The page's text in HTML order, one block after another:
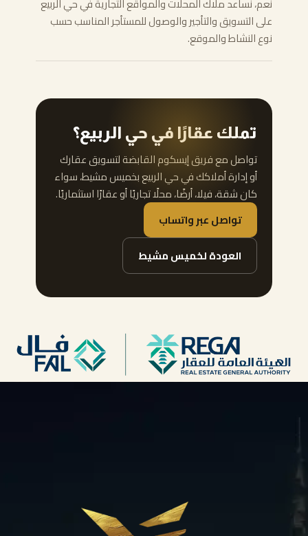
نعم، نساعد ملاك المحلات والمواقع التجارية في حي الربيع
على التسويق والتأجير والوصول للمستأجر المناسب حسب
نوع النشاط والموقع.
تملك عقارًا في حي الربيع؟
تواصل مع فريق إيسكوم القابضة لتسويق عقارك
أو إدارة أملاكك في حي الربيع بخميس مشيط، سواء
كان شقة، فيلا، أرضًا، محلًا تجاريًا أو عقارًا استثماريًا.
تواصل عبر واتساب
العودة لخميس مشيط